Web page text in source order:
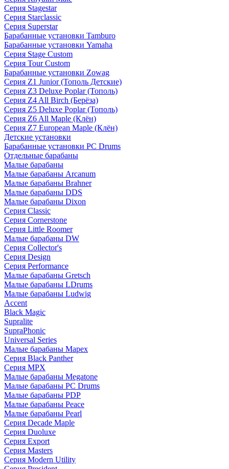
Серия Stagestar
Серия Starclassic
Серия Superstar
Барабанные установки Tamburo
Барабанные установки Yamaha
Серия Stage Custom
Серия Tour Custom
Барабанные установки Zowag
Серия Z1 Junior (Тополь Детские)
Серия Z3 Deluxe Poplar (Тополь)
Серия Z4 All Birch (Берёза)
Серия Z5 Deluxe Poplar (Тополь)
Серия Z6 All Maple (Клён)
Серия Z7 European Maple (Клён)
Детские установки
Барабанные установки PC Drums
Отдельные барабаны
Малые барабаны
Малые барабаны Arcanum
Малые барабаны Brahner
Малые барабаны DDS
Малые барабаны Dixon
Серия Classic
Серия Cornerstone
Серия Little Roomer
Малые барабаны DW
Серия Collector's
Серия Design
Серия Performance
Малые барабаны Gretsch
Малые барабаны LDrums
Малые барабаны Ludwig
Accent
Black Magic
Supralite
SupraPhonic
Universal Series
Малые барабаны Mapex
Серия Black Panther
Серия MPX
Малые барабаны Megatone
Малые барабаны PC Drums
Малые барабаны PDP
Малые барабаны Peace
Малые барабаны Pearl
Серия Decade Maple
Серия Duoluxe
Серия Export
Серия Masters
Серия Modern Utility